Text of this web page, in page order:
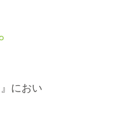
におい